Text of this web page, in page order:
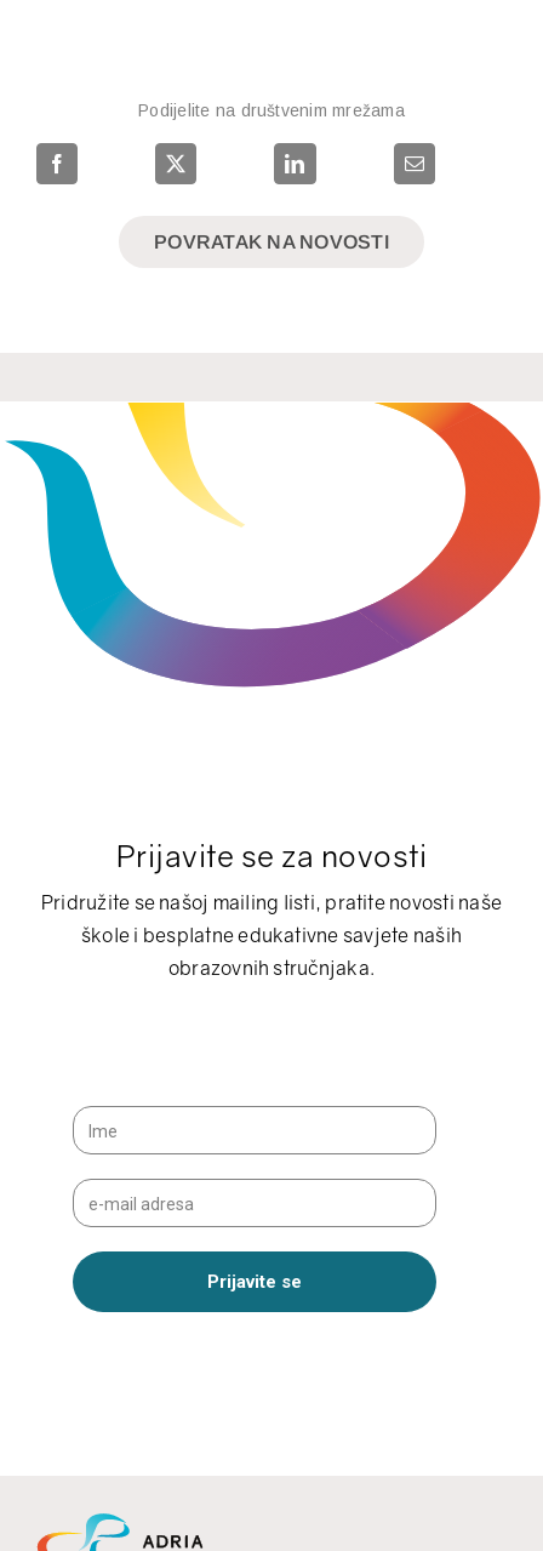
Podijelite na društvenim mrežama
POVRATAK NA NOVOSTI
Prijavite se za novosti
Pridružite se našoj mailing listi, pratite novosti naše
škole i besplatne edukativne savjete naših
obrazovnih stručnjaka.